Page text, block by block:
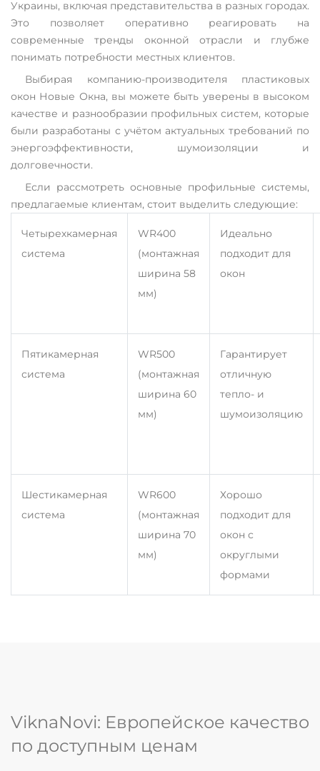
Украины, включая представительства в разных городах.
Это позволяет оперативно реагировать на
современные тренды оконной отрасли и глубже
понимать потребности местных клиентов.
Выбирая компанию-производителя пластиковых
окон Новые Окна, вы можете быть уверены в высоком
качестве и разнообразии профильных систем, которые
были разработаны с учётом актуальных требований по
энергоэффективности, шумоизоляции и
долговечности.
Если рассмотреть основные профильные системы,
предлагаемые клиентам, стоит выделить следующие:
Четырехкамерная
система
WR400
(монтажная
ширина 58
мм)
Идеально
подходит для
окон
Пятикамерная
система
WR500
(монтажная
ширина 60
мм)
Гарантирует
отличную
тепло- и
шумоизоляцию
Шестикамерная
система
WR600
(монтажная
ширина 70
мм)
Хорошо
подходит для
окон с
округлыми
формами
ViknaNovi: Европейское качество
по доступным ценам